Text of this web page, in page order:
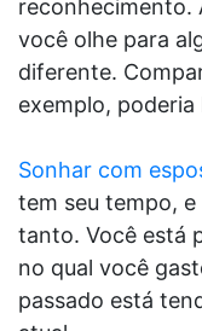
reconhecimento.
você olhe para
diferente.
exemplo,
Sonhar com
tem seu tempo,
tanto. Você está
no qual você
passado está